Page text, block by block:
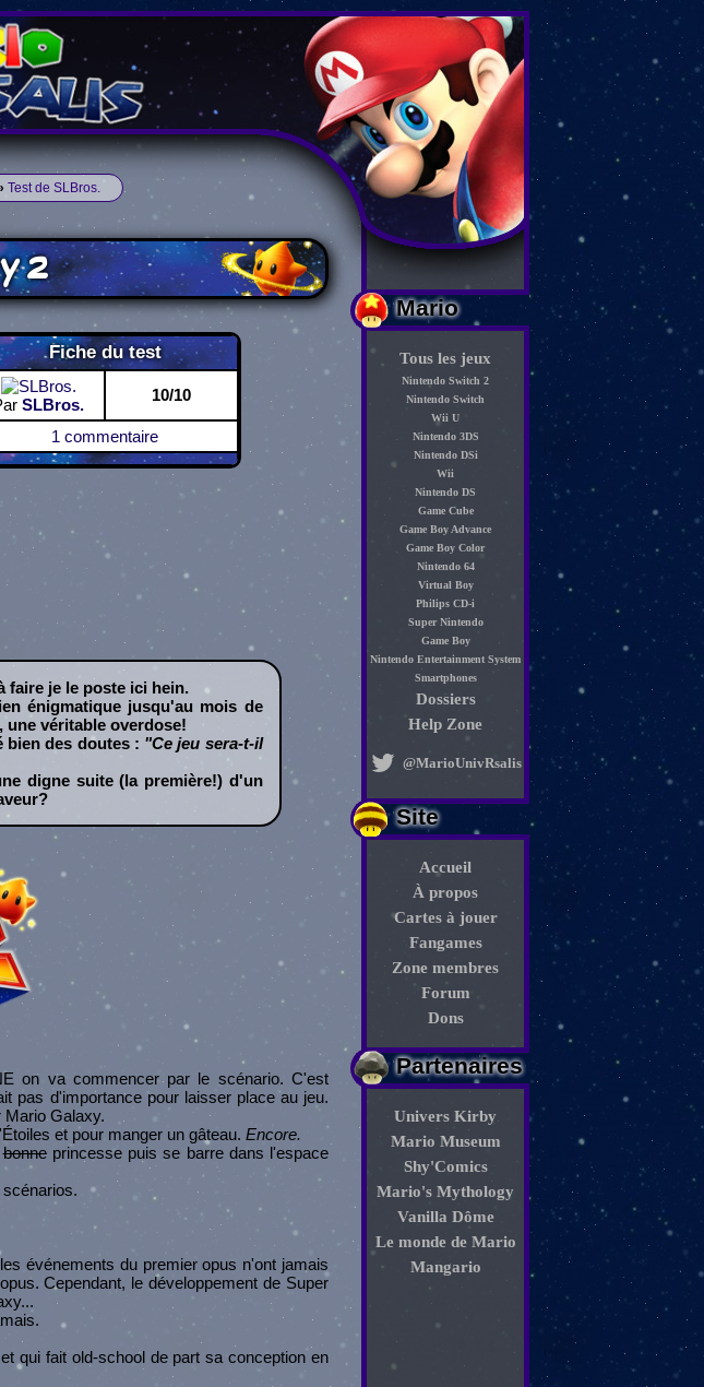
Mario
Tous les jeux
Nintendo Switch 2
Nintendo Switch
Wii U
Nintendo 3DS
Nintendo DSi
Wii
Nintendo DS
Game Cube
Game Boy Advance
Game Boy Color
Nintendo 64
Virtual Boy
Philips CD-i
Super Nintendo
Game Boy
Nintendo Entertainment System
Smartphones
Dossiers
Help Zone
@MarioUnivRsalis
Site
Accueil
À propos
Cartes à jouer
Fangames
Zone membres
Forum
Dons
Partenaires
Univers Kirby
Mario Museum
Shy'Comics
Mario's Mythology
Vanilla Dôme
Le monde de Mario
Mangario
Test de SLBros.
2
Fiche du test
SLBros.
10/10
1 commentaire
faire je le poste ici hein.
énigmatique jusqu'au mois de
une véritable overdose!
bien des doutes : "Ce jeu sera-t-il
digne suite (la première!) d'un
on va commencer par le scénario. C'est
pas d'importance pour laisser place au jeu.
Mario Galaxy.
et pour manger un gâteau. Encore.
bonneprincesse puis se barre dans l'espace
événements du premier opus n'ont jamais
Cependant, le développement de Super
qui fait old-school de part sa conception en